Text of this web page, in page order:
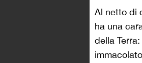
Al netto di
ha una
della